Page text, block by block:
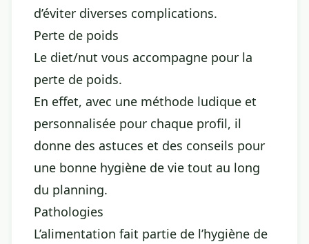
d’éviter diverses complications.
Perte de poids
Le diet/nut vous accompagne pour la
perte de poids.
En effet, avec une méthode ludique et
personnalisée pour chaque profil, il
donne des astuces et des conseils pour
une bonne hygiène de vie tout au long
du planning.
Pathologies
L’alimentation fait partie de l’hygiène de